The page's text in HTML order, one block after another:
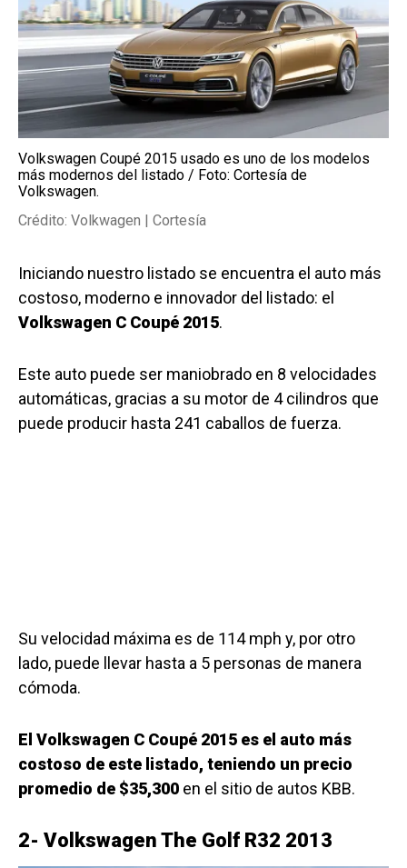
Volkswagen Coupé 2015 usado es uno de los modelos
más modernos del listado / Foto: Cortesía de
Volkswagen.
Crédito: Volkwagen | Cortesía
Iniciando nuestro listado se encuentra el auto más
costoso, moderno e innovador del listado: el
Volkswagen C Coupé 2015.
Este auto puede ser maniobrado en 8 velocidades
automáticas, gracias a su motor de 4 cilindros que
puede producir hasta 241 caballos de fuerza.
Su velocidad máxima es de 114 mph y, por otro
lado, puede llevar hasta a 5 personas de manera
cómoda.
El Volkswagen C Coupé 2015 es el auto más
costoso de este listado, teniendo un precio
promedio de $35,300 en el sitio de autos KBB.
2- Volkswagen The Golf R32 2013